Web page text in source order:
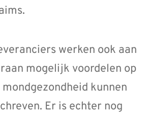
werken ook aan
mogelijk voordelen op
kunnen
Er is echter nog